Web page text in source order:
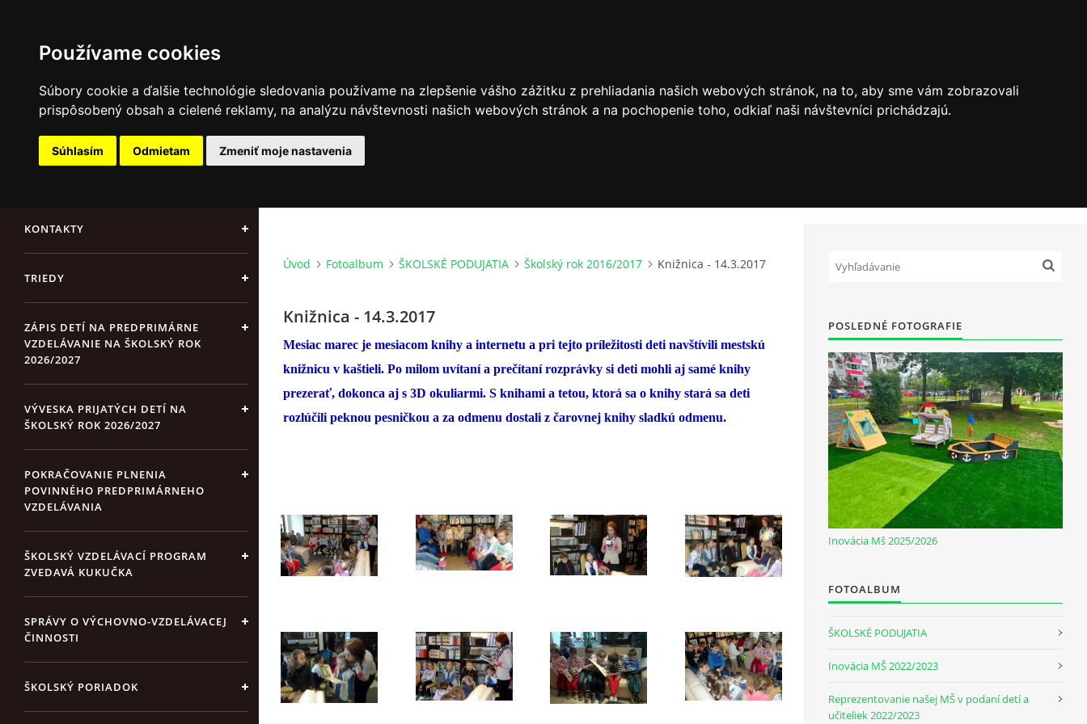
Používame cookies
Súbory cookie a ďalšie technológie sledovania používame na zlepšenie vášho zážitku z prehliadania našich webových stránok, na to, aby sme vám zobrazovali
prispôsobený obsah a cielené reklamy, na analýzu návštevnosti našich webových stránok a na pochopenie toho, odkiaľ naši návštevníci prichádzajú.
Súhlasím Odmietam Zmeniť moje nastavenia
KONTAKTY
TRIEDY
ZÁPIS DETÍ NA PREDPRIMÁRNE
VZDELÁVANIE NA ŠKOLSKÝ ROK
2026/2027
VÝVESKA PRIJATÝCH DETÍ NA
ŠKOLSKÝ ROK 2026/2027
POKRAČOVANIE PLNENIA
POVINNÉHO PREDPRIMÁRNEHO
VZDELÁVANIA
ŠKOLSKÝ VZDELÁVACÍ PROGRAM
ZVEDAVÁ KUKUČKA
SPRÁVY O VÝCHOVNO-VZDELÁVACEJ
ČINNOSTI
ŠKOLSKÝ PORIADOK
Úvod Fotoalbum ŠKOLSKÉ PODUJATIA Školský rok 2016/2017 Knižnica - 14.3.2017
Knižnica - 14.3.2017
Mesiac marec je mesiacom knihy a internetu a pri tejto príležitosti deti navštívili mestskú
knižnicu v kaštieli. Po milom uvítaní a prečítaní rozprávky si deti mohli aj samé knihy
prezerať, dokonca aj s 3D okuliarmi. S knihami a tetou, ktorá sa o knihy stará sa deti
rozlúčili peknou pesničkou a za odmenu dostali z čarovnej knihy sladkú odmenu.
POSLEDNÉ FOTOGRAFIE
Inovácia Mš 2025/2026
FOTOALBUM
ŠKOLSKÉ PODUJATIA
Inovácia MŠ 2022/2023
Reprezentovanie našej MŠ v podaní detí a
učiteliek 2022/2023